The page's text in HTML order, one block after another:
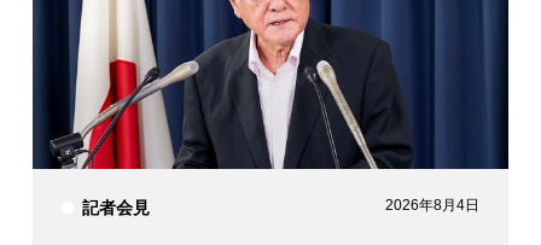
記者会見 2026年8月4日